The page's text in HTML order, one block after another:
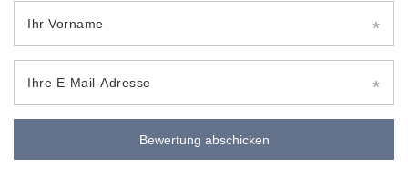
Ihr Vorname
Ihre E-Mail-Adresse
Bewertung abschicken